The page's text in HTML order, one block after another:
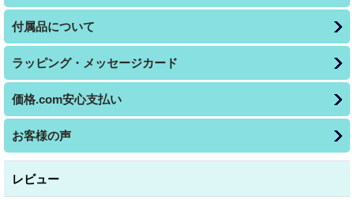
付属品について
ラッピング・メッセージカード
価格.com安心支払い
お客様の声
レビュー